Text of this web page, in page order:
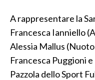
PUBBLICITÀ
SPIAGGE
STORE
A rappresentare la
Francesca Ianniello
Alessia Mallus
Francesca Puggioni
Pazzola dello Sport